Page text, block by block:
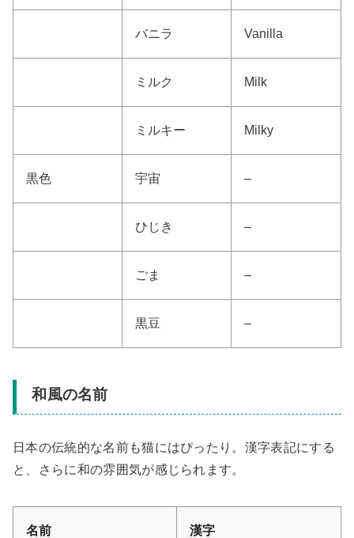
バニラ Vanilla
ミルク Milk
ミルキー Milky
黒色 宇宙 –
ひじき –
ごま –
黒豆 –
和風の名前
日本の伝統的な名前も猫にはぴったり。漢字表記にする
と、さらに和の雰囲気が感じられます。
名前 漢字